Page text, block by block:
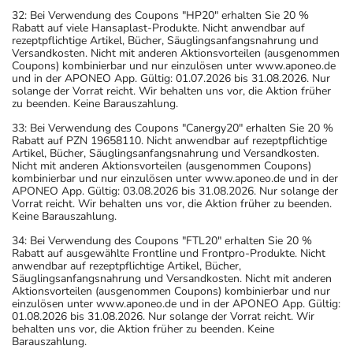
32: Bei Verwendung des Coupons "HP20" erhalten Sie 20 %
Rabatt auf viele Hansaplast-Produkte. Nicht anwendbar auf
rezeptpflichtige Artikel, Bücher, Säuglingsanfangsnahrung und
Versandkosten. Nicht mit anderen Aktionsvorteilen (ausgenommen
Coupons) kombinierbar und nur einzulösen unter www.aponeo.de
und in der APONEO App. Gültig: 01.07.2026 bis 31.08.2026. Nur
solange der Vorrat reicht. Wir behalten uns vor, die Aktion früher
zu beenden. Keine Barauszahlung.
33: Bei Verwendung des Coupons "Canergy20" erhalten Sie 20 %
Rabatt auf PZN 19658110. Nicht anwendbar auf rezeptpflichtige
Artikel, Bücher, Säuglingsanfangsnahrung und Versandkosten.
Nicht mit anderen Aktionsvorteilen (ausgenommen Coupons)
kombinierbar und nur einzulösen unter www.aponeo.de und in der
APONEO App. Gültig: 03.08.2026 bis 31.08.2026. Nur solange der
Vorrat reicht. Wir behalten uns vor, die Aktion früher zu beenden.
Keine Barauszahlung.
34: Bei Verwendung des Coupons "FTL20" erhalten Sie 20 %
Rabatt auf ausgewählte Frontline und Frontpro-Produkte. Nicht
anwendbar auf rezeptpflichtige Artikel, Bücher,
Säuglingsanfangsnahrung und Versandkosten. Nicht mit anderen
Aktionsvorteilen (ausgenommen Coupons) kombinierbar und nur
einzulösen unter www.aponeo.de und in der APONEO App. Gültig:
01.08.2026 bis 31.08.2026. Nur solange der Vorrat reicht. Wir
behalten uns vor, die Aktion früher zu beenden. Keine
Barauszahlung.